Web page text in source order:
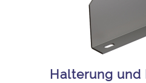
Halterung und